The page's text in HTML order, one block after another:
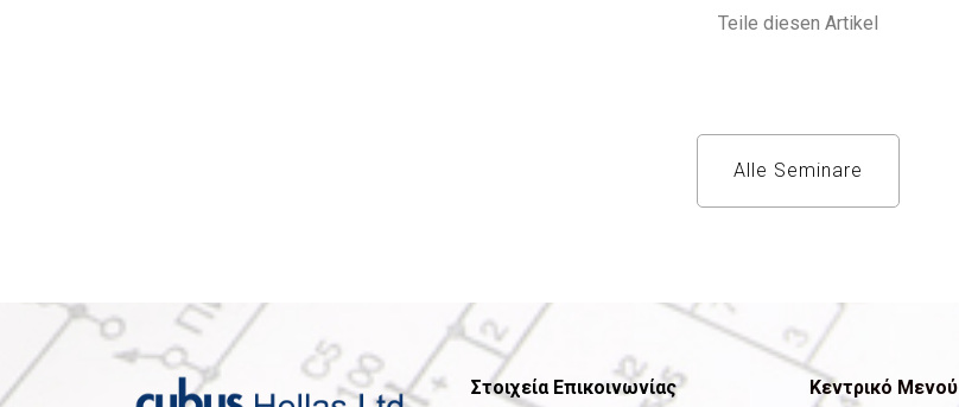
Teile diesen Artikel
Alle Seminare
Στοιχεία Επικοινωνίας
Κεντρικό Μενού